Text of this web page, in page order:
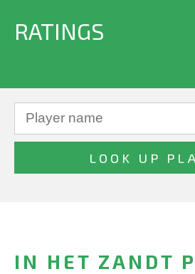
RATINGS
IN HET ZANDT